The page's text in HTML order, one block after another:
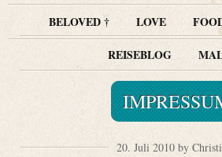
BELOVED † LOVE
REISEBLOG
20. Juli 2010 by